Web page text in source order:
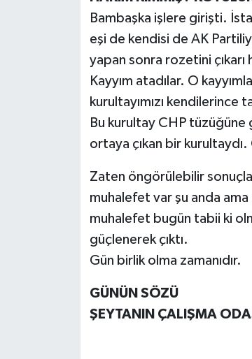
Bambaşka işlere girişti.
eşi de kendisi de AK
yapan sonra rozetini
Kayyım atadılar. O
kurultayımızı kendilerince
Bu kurultay CHP
ortaya çıkan bir
Zaten öngörülebilir
muhalefet var şu anda
muhalefet bugün tabii ki
güçlenerek çıktı.
Gün birlik olma zamanıdır.
GÜNÜN SÖZÜ
ŞEYTANIN ÇALIŞMA